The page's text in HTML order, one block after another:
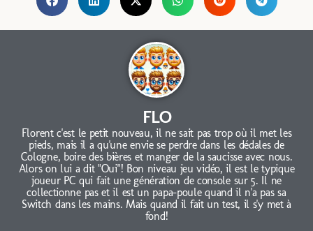
FLO
Florent c'est le petit nouveau, il ne sait pas trop où il met les
pieds, mais il a qu'une envie se perdre dans les dédales de
Cologne, boire des bières et manger de la saucisse avec nous.
Alors on lui a dit "Oui"! Bon niveau jeu vidéo, il est le typique
joueur PC qui fait une génération de console sur 5. Il ne
collectionne pas et il est un papa-poule quand il n'a pas sa
Switch dans les mains. Mais quand il fait un test, il s'y met à
fond!